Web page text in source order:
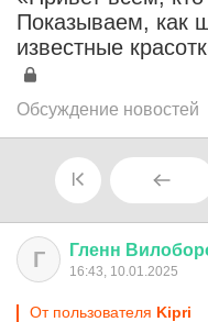
Показываем, как
известные
Обсуждение новостей
Г Гленн
16:43, 10.01.2025
От пользователя Kipri